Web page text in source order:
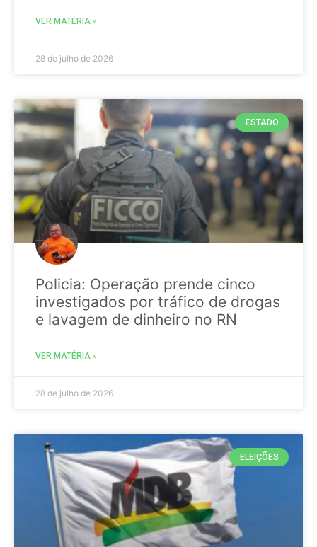
VER MATÉRIA »
28 de julho de 2026
ESTADO
Policia: Operação prende cinco
investigados por tráfico de drogas
e lavagem de dinheiro no RN
VER MATÉRIA »
28 de julho de 2026
ELEIÇÕES